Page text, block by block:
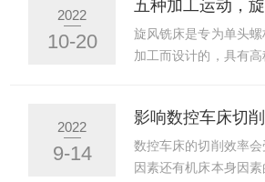
蜗杆专用加工机床，由
可调45°，可以加工
铣床是针对减速机行业
削外螺纹，外铣削头可
数控铣床是在一般铣
的，两者的加工工艺基
2022
10-20
旋风铣床是专为单头
加工而设计的，具有高
负荷切削，难加工材料
低。下面为大家准备
相关信息，供大家参考
2022
9-14
数控车床的切削效率
因素还有机床本身因素